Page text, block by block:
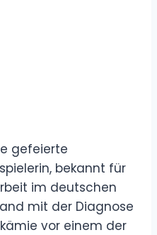
gefeierte
bekannt für
im deutschen
mit der Diagnose
vor einem der